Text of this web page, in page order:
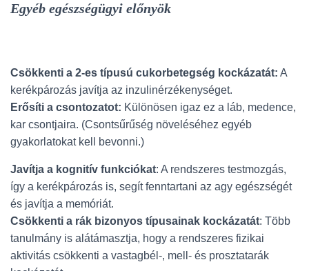
Egyéb egészségügyi előnyök
Csökkenti a 2-es típusú cukorbetegség kockázatát: A
kerékpározás javítja az inzulinérzékenységet.
Erősíti a csontozatot: Különösen igaz ez a láb, medence,
kar csontjaira. (Csontsűrűség növeléséhez egyéb
gyakorlatokat kell bevonni.)
Javítja a kognitív funkciókat: A rendszeres testmozgás,
így a kerékpározás is, segít fenntartani az agy egészségét
és javítja a memóriát.
Csökkenti a rák bizonyos típusainak kockázatát: Több
tanulmány is alátámasztja, hogy a rendszeres fizikai
aktivitás csökkenti a vastagbél-, mell- és prosztatarák